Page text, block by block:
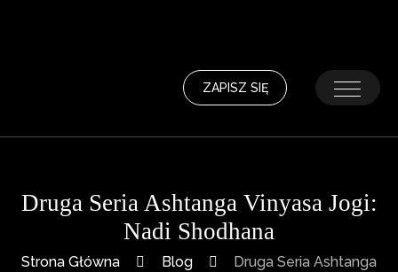
ZAPISZ SIĘ
Druga Seria Ashtanga Vinyasa Jogi:
Nadi Shodhana
Strona Główna Blog
Druga Seria Ashtanga